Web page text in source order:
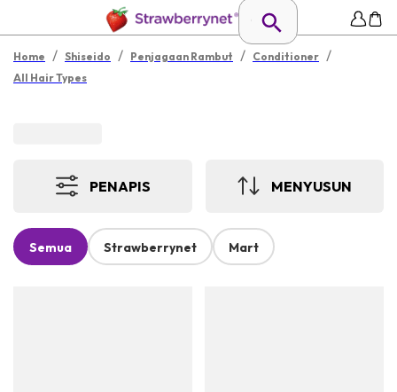
Home / Shiseido / Penjagaan Rambut / Conditioner /
All Hair Types
PENAPIS MENYUSUN
Semua Strawberrynet Mart